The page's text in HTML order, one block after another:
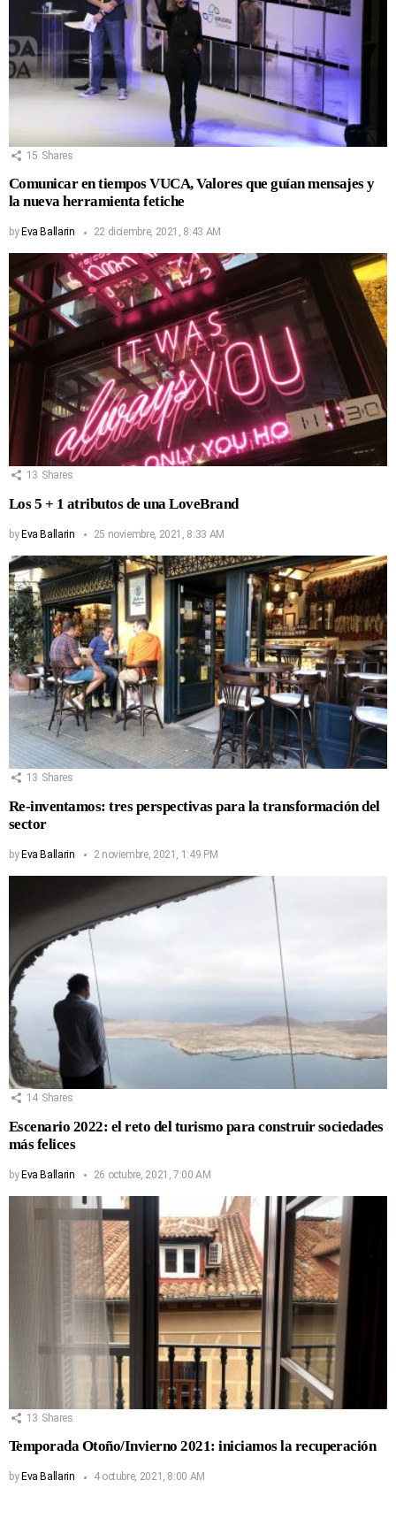
15 Shares
Comunicar en tiempos VUCA, Valores que guían mensajes y
la nueva herramienta fetiche
by Eva Ballarin 22 diciembre, 2021, 8:43 AM
13 Shares
Los 5 + 1 atributos de una LoveBrand
by Eva Ballarin 25 noviembre, 2021, 8:33 AM
13 Shares
Re-inventamos: tres perspectivas para la transformación del
sector
byEva Ballarin 2 noviembre, 2021, 1:49 PM
14 Shares
Escenario 2022: el reto del turismo para construir sociedades
más felices
byEva Ballarin 26 octubre, 2021, 7:00 AM
13 Shares
Temporada Otoño/Invierno 2021: iniciamos la recuperación
by Eva Ballarin 4 octubre, 2021, 8:00 AM